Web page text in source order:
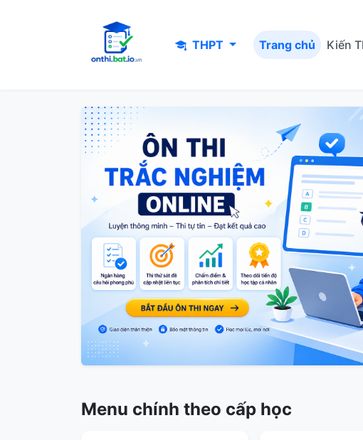
THPT Trang chủ Kiến
Menu chính theo cấp học